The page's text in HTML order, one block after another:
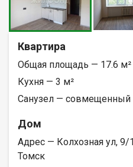
Квартира
Общая площадь — 17.6 м²
Кухня — 3 м²
Санузел — совмещенный
Дом
Адрес — Колхозная ул, 9/
Томск